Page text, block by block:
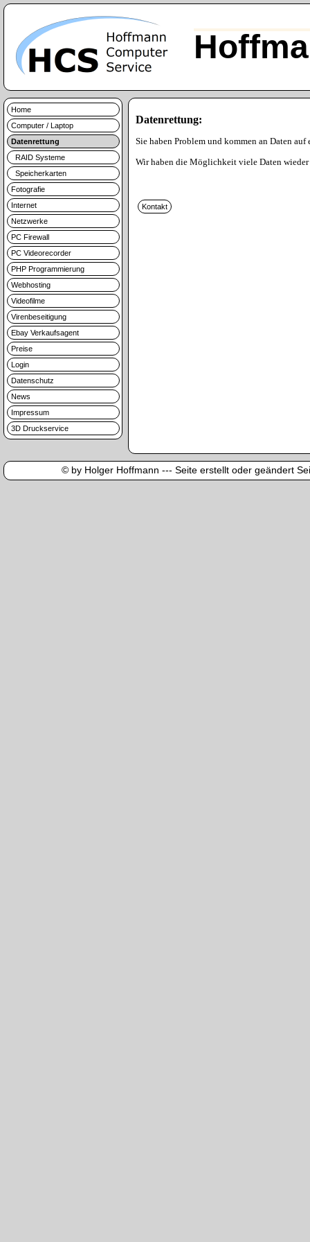
Home
Computer / Laptop
Datenrettung
RAID Systeme
Speicherkarten
Fotografie
Internet
Netzwerke
PC Firewall
PC Videorecorder
PHP Programmierung
Webhosting
Videofilme
Virenbeseitigung
Ebay Verkaufsagent
Preise
Login
Datenschutz
News
Impressum
3D Druckservice
Datenrettung:
Sie haben Problem und kommen an Daten
Wir haben die Möglichkeit viele Daten wieder
© by Holger Hoffmann --- Seite erstellt oder geändert